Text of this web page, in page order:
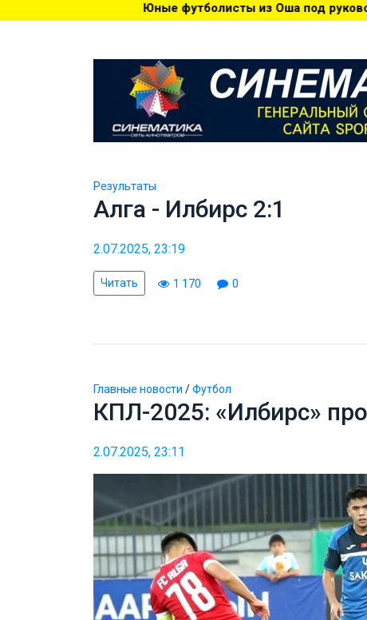
из Оша под руководством Азамата Байматова
Результаты
Алга - Илбирс 2:1
2.07.2025, 23:19
Читать 1 170 0
Главные новости /Футбол
КПЛ-2025: «Илбирс»
2.07.2025, 23:11